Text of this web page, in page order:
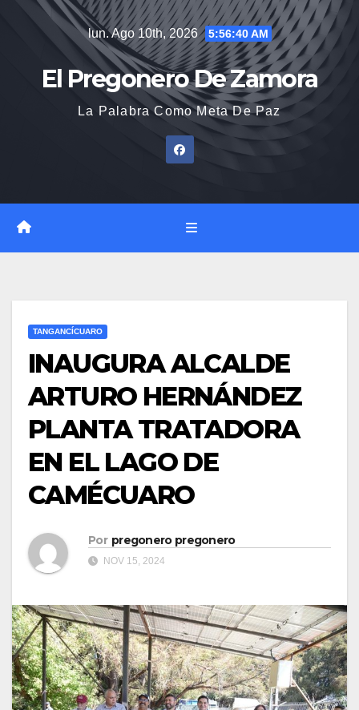
lun. Ago 10th, 2026 5:56:41 AM
El Pregonero De Zamora
La Palabra Como Meta De Paz
TANGANCÍCUARO
INAUGURA ALCALDE
ARTURO HERNÁNDEZ
PLANTA TRATADORA
EN EL LAGO DE
CAMÉCUARO
Por pregonero pregonero
NOV 15, 2024